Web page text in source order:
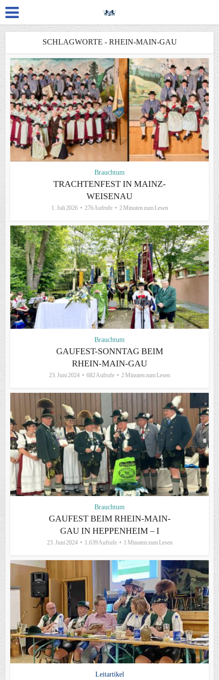
SCHLAGWORTE - RHEIN-MAIN-GAU
Brauchtum
TRACHTENFEST IN MAINZ-
WEISENAU
1. Juli 2026 276 Aufrufe 2 Minuten zum Lesen
Brauchtum
GAUFEST-SONNTAG BEIM
RHEIN-MAIN-GAU
23. Juni 2024 682 Aufrufe 2 Minuten zum Lesen
Brauchtum
GAUFEST BEIM RHEIN-MAIN-
GAU IN HEPPENHEIM – I
23. Juni 2024 1.639 Aufrufe 1 Minuten zum Lesen
Leitartikel